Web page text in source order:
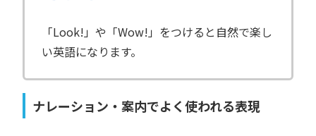
「Look!」や「Wow!」をつけると自然で楽し
い英語になります。
ナレーション・案内でよく使われる表現